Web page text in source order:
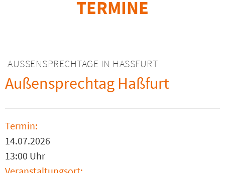
TERMINE
AUSSENSPRECHTAGE IN HASSFURT
Außensprechtag Haßfurt
Termin:
14.07.2026
13:00 Uhr